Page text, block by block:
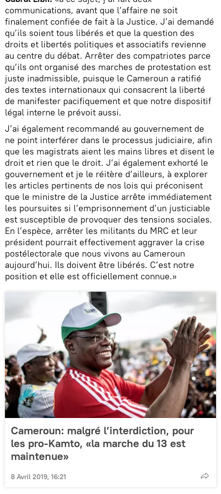
communications, avant que l’affaire ne soit
finalement confiée de fait à la Justice. J’ai demandé
qu’ils soient tous libérés et que la question des
droits et libertés politiques et associatifs revienne
au centre du débat. Arrêter des compatriotes parce
qu’ils ont organisé des marches de protestation est
juste inadmissible, puisque le Cameroun a ratifié
des textes internationaux qui consacrent la liberté
de manifester pacifiquement et que notre dispositif
légal interne le prévoit aussi.
J’ai également recommandé au gouvernement de
ne point interférer dans le processus judiciaire, afin
que les magistrats aient les mains libres et disent le
droit et rien que le droit. J’ai également exhorté le
gouvernement et je le réitère d’ailleurs, à explorer
les articles pertinents de nos lois qui préconisent
que le ministre de la Justice arrête immédiatement
les poursuites si l’emprisonnement d’un justiciable
est susceptible de provoquer des tensions sociales.
En l’espèce, arrêter les militants du MRC et leur
président pourrait effectivement aggraver la crise
postélectorale que nous vivons au Cameroun
aujourd’hui. Ils doivent être libérés. C’est notre
position et elle est officiellement connue.»
Cameroun: malgré l’interdiction, pour
les pro-Kamto, «la marche du 13 est
maintenue»
8 Avril 2019, 16:21